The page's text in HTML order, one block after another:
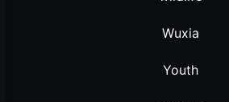
Wuxia
Youth